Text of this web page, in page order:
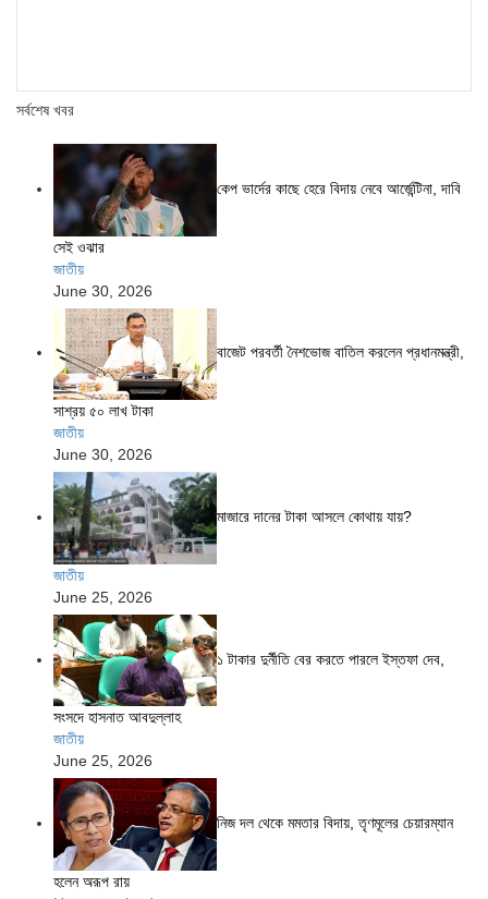
সর্বশেষ খবর
কেপ ভার্দের কাছে হেরে বিদায় নেবে আর্জেন্টিনা, দাবি
সেই ওঝার
জাতীয়
June 30, 2026
বাজেট পরবর্তী নৈশভোজ বাতিল করলেন প্রধানমন্ত্রী,
সাশ্রয় ৫০ লাখ টাকা
জাতীয়
June 30, 2026
মাজারে দানের টাকা আসলে কোথায় যায়?
জাতীয়
June 25, 2026
১ টাকার দুর্নীতি বের করতে পারলে ইস্তফা দেব,
সংসদে হাসনাত আবদুল্লাহ
জাতীয়
June 25, 2026
নিজ দল থেকে মমতার বিদায়, তৃণমূলের চেয়ারম্যান
হলেন অরূপ রায়